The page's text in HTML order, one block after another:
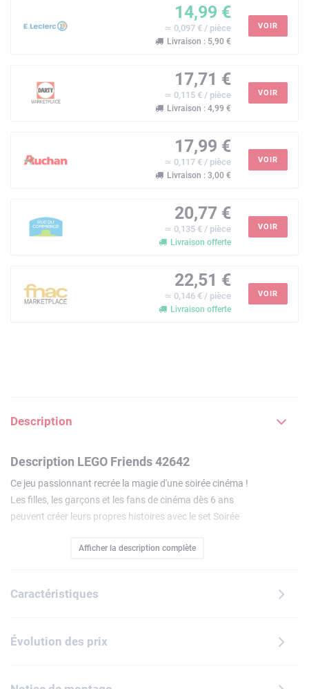
14,99 €
≃ 0,097 € / pièce
Livraison : 5,90 €
VOIR
17,71 €
≃ 0,115 € / pièce
Livraison : 4,99 €
VOIR
17,99 €
≃ 0,117 € / pièce
Livraison : 3,00 €
VOIR
20,77 €
≃ 0,135 € / pièce
Livraison offerte
VOIR
22,51 €
≃ 0,146 € / pièce
Livraison offerte
VOIR
Description
Description LEGO Friends 42642
Ce jeu passionnant recrée la magie d'une soirée cinéma !
Les filles, les garçons et les fans de cinéma dès 6 ans
peuvent créer leurs propres histoires avec le set Soirée
amusant inclut 2 mini-poupées LEGO et de nombreux
« Lumières, caméra... amitié » ! Les enfants racontent
appuyez sur la brique lumineuse pour projeter l'image sur le
Afficher la description complète
Caractéristiques
Évolution des prix